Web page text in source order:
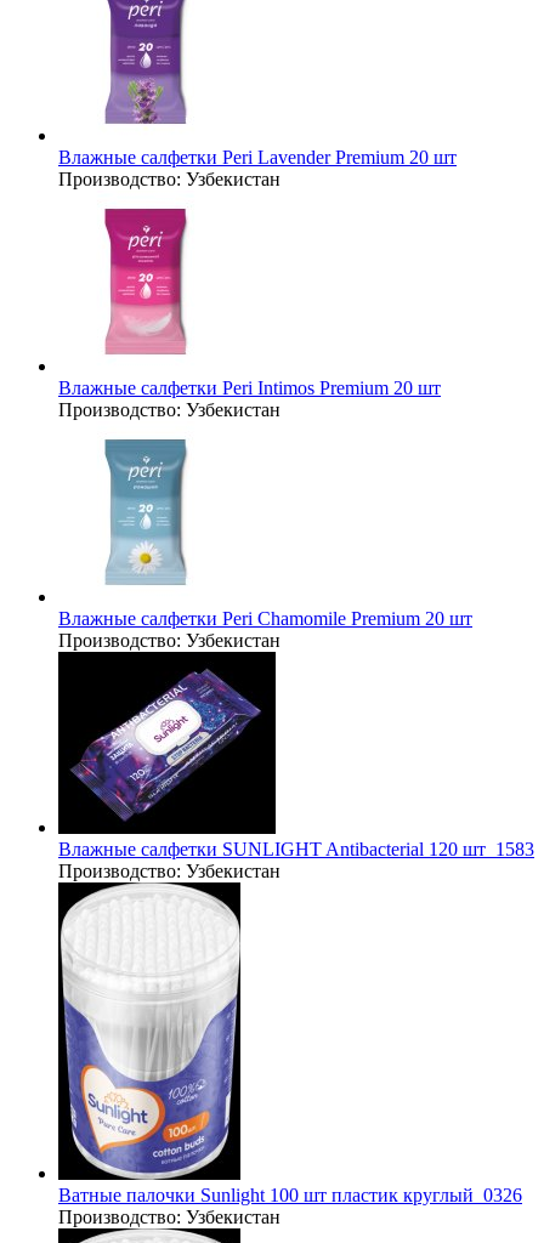
Влажные салфетки Peri Lavender Premium 20 шт
Производство: Узбекистан
Влажные салфетки Peri Intimos Premium 20 шт
Производство: Узбекистан
Влажные салфетки Peri Chamomile Premium 20 шт
Производство: Узбекистан
Влажные салфетки SUNLIGHT Antibacterial 120 шт_1583
Производство: Узбекистан
Ватные палочки Sunlight 100 шт пластик круглый_0326
Производство: Узбекистан